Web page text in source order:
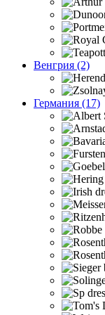
Венгрия (2)
Германия (17)